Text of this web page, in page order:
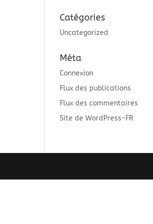
Catégories
Uncategorized
Méta
Connexion
Flux des publications
Flux des commentaires
Site de WordPress-FR